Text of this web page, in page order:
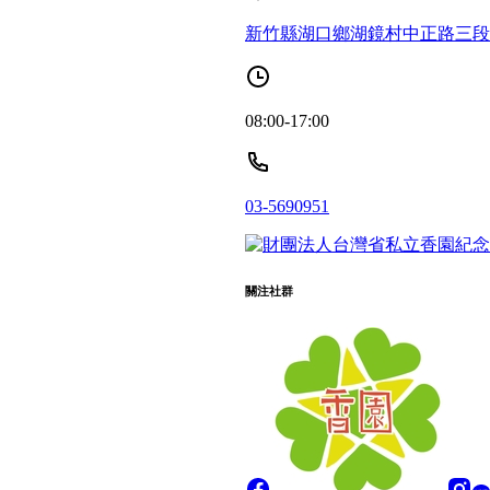
新竹縣湖口鄉湖鏡村中正路三
08:00-17:00
03-5690951
關注社群